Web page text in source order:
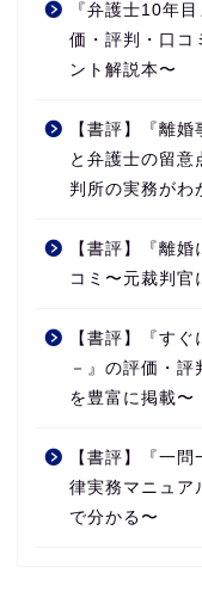
『弁護士10年
価・評判・口コ
ント解説本〜
【書評】『離
と弁護士の留意
判所の実務がわ
【書評】『離
コミ〜元裁判官
【書評】『す
－』の評価・
を豊富に掲載〜
【書評】『一
律実務マニュア
で分かる〜